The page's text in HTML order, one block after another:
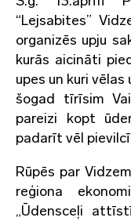
“Lejsabites”
organizēs upju
kurās aicināti
upes un kuri
šogad tīrīsim
pareizi kopt
padarīt vēl
Rūpēs par
reģiona
„Ūdensceļi